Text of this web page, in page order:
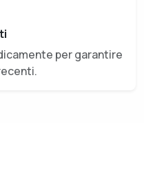
per garantire